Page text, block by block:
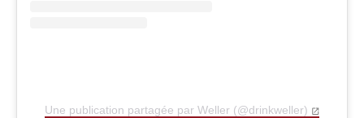
Une publication partagée par Weller (@drinkweller)